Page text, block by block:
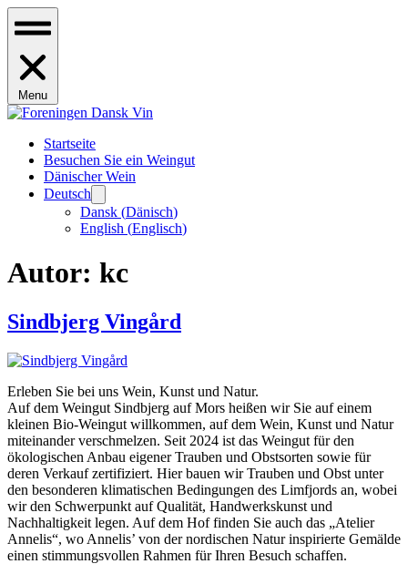
Menu
Startseite
Besuchen Sie ein Weingut
Dänischer Wein
Deutsch
Dansk (Dänisch)
English (Englisch)
Autor: kc
Sindbjerg Vingård
Erleben Sie bei uns Wein, Kunst und Natur.
Auf dem Weingut Sindbjerg auf Mors heißen wir Sie auf einem
kleinen Bio-Weingut willkommen, auf dem Wein, Kunst und Natur
miteinander verschmelzen. Seit 2024 ist das Weingut für den
ökologischen Anbau eigener Trauben und Obstsorten sowie für
deren Verkauf zertifiziert. Hier bauen wir Trauben und Obst unter
den besonderen klimatischen Bedingungen des Limfjords an, wobei
wir den Schwerpunkt auf Qualität, Handwerkskunst und
Nachhaltigkeit legen. Auf dem Hof finden Sie auch das „Atelier
Annelis“, wo Annelis’ von der nordischen Natur inspirierte Gemälde
einen stimmungsvollen Rahmen für Ihren Besuch schaffen.